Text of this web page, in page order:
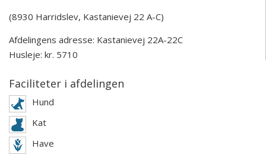
(8930 Harridslev, Kastanievej 22 A-C)
Afdelingens adresse: Kastanievej 22A-22C
Husleje: kr. 5710
Faciliteter i afdelingen
Hund
Kat
Have